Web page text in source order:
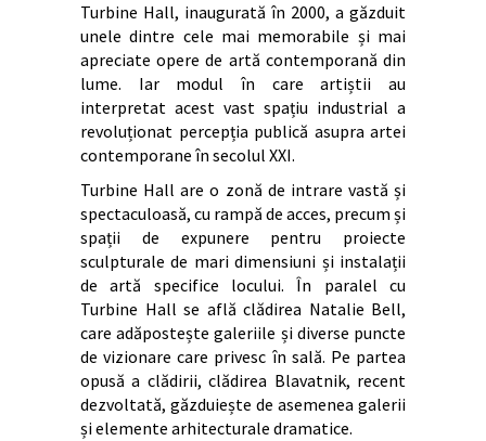
Turbine Hall, inaugurată în 2000, a găzduit
unele dintre cele mai memorabile și mai
apreciate opere de artă contemporană din
lume. Iar modul în care artiștii au
interpretat acest vast spațiu industrial a
revoluționat percepția publică asupra artei
contemporane în secolul XXI.
Turbine Hall are o zonă de intrare vastă și
spectaculoasă, cu rampă de acces, precum și
spații de expunere pentru proiecte
sculpturale de mari dimensiuni și instalații
de artă specifice locului. În paralel cu
Turbine Hall se află clădirea Natalie Bell,
care adăpostește galeriile și diverse puncte
de vizionare care privesc în sală. Pe partea
opusă a clădirii, clădirea Blavatnik, recent
dezvoltată, găzduiește de asemenea galerii
și elemente arhitecturale dramatice.